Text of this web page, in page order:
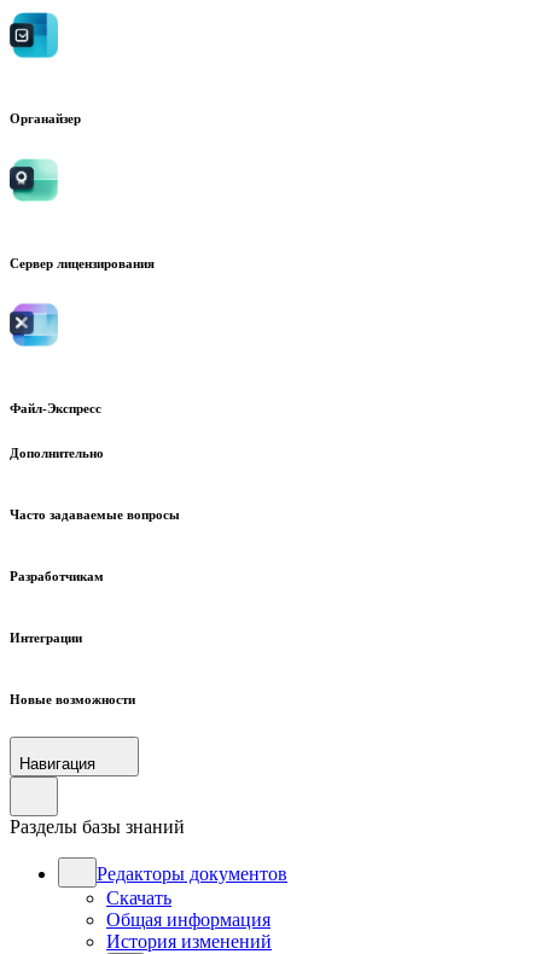
Органайзер
Сервер лицензирования
Файл-Экспресс
Дополнительно
Часто задаваемые вопросы
Разработчикам
Интеграции
Новые возможности
Навигация
Разделы базы знаний
Редакторы документов
Скачать
Общая информация
История изменений